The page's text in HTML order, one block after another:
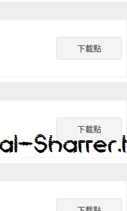
下載點
下載點